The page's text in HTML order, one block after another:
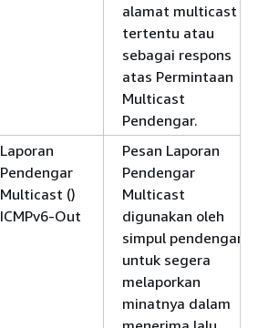
alamat multicast
tertentu atau
sebagai respons
atas Permintaan
Multicast
Pendengar.
Laporan
Pendengar
Multicast ()
ICMPv6-Out
Pesan Laporan
Pendengar
Multicast
digunakan oleh
simpul pendengar
untuk segera
melaporkan
minatnya dalam